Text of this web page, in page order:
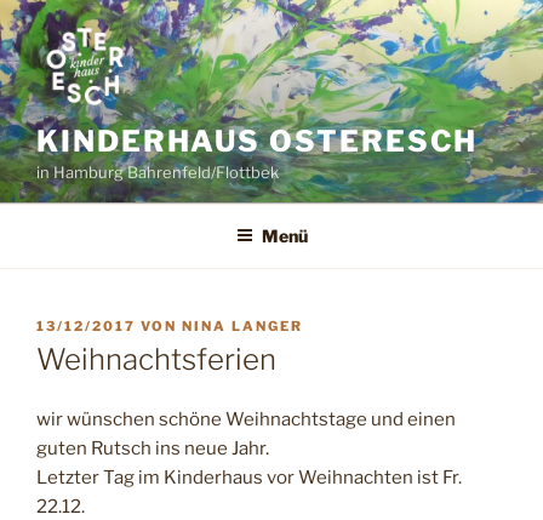
Zum
Inhalt
springen
KINDERHAUS OSTERESCH
in Hamburg Bahrenfeld/Flottbek
Menü
VERÖFFENTLICHT
AM
13/12/2017 VON NINA LANGER
Weihnachtsferien
wir wünschen schöne Weihnachtstage und einen
guten Rutsch ins neue Jahr.
Letzter Tag im Kinderhaus vor Weihnachten ist Fr.
22.12.